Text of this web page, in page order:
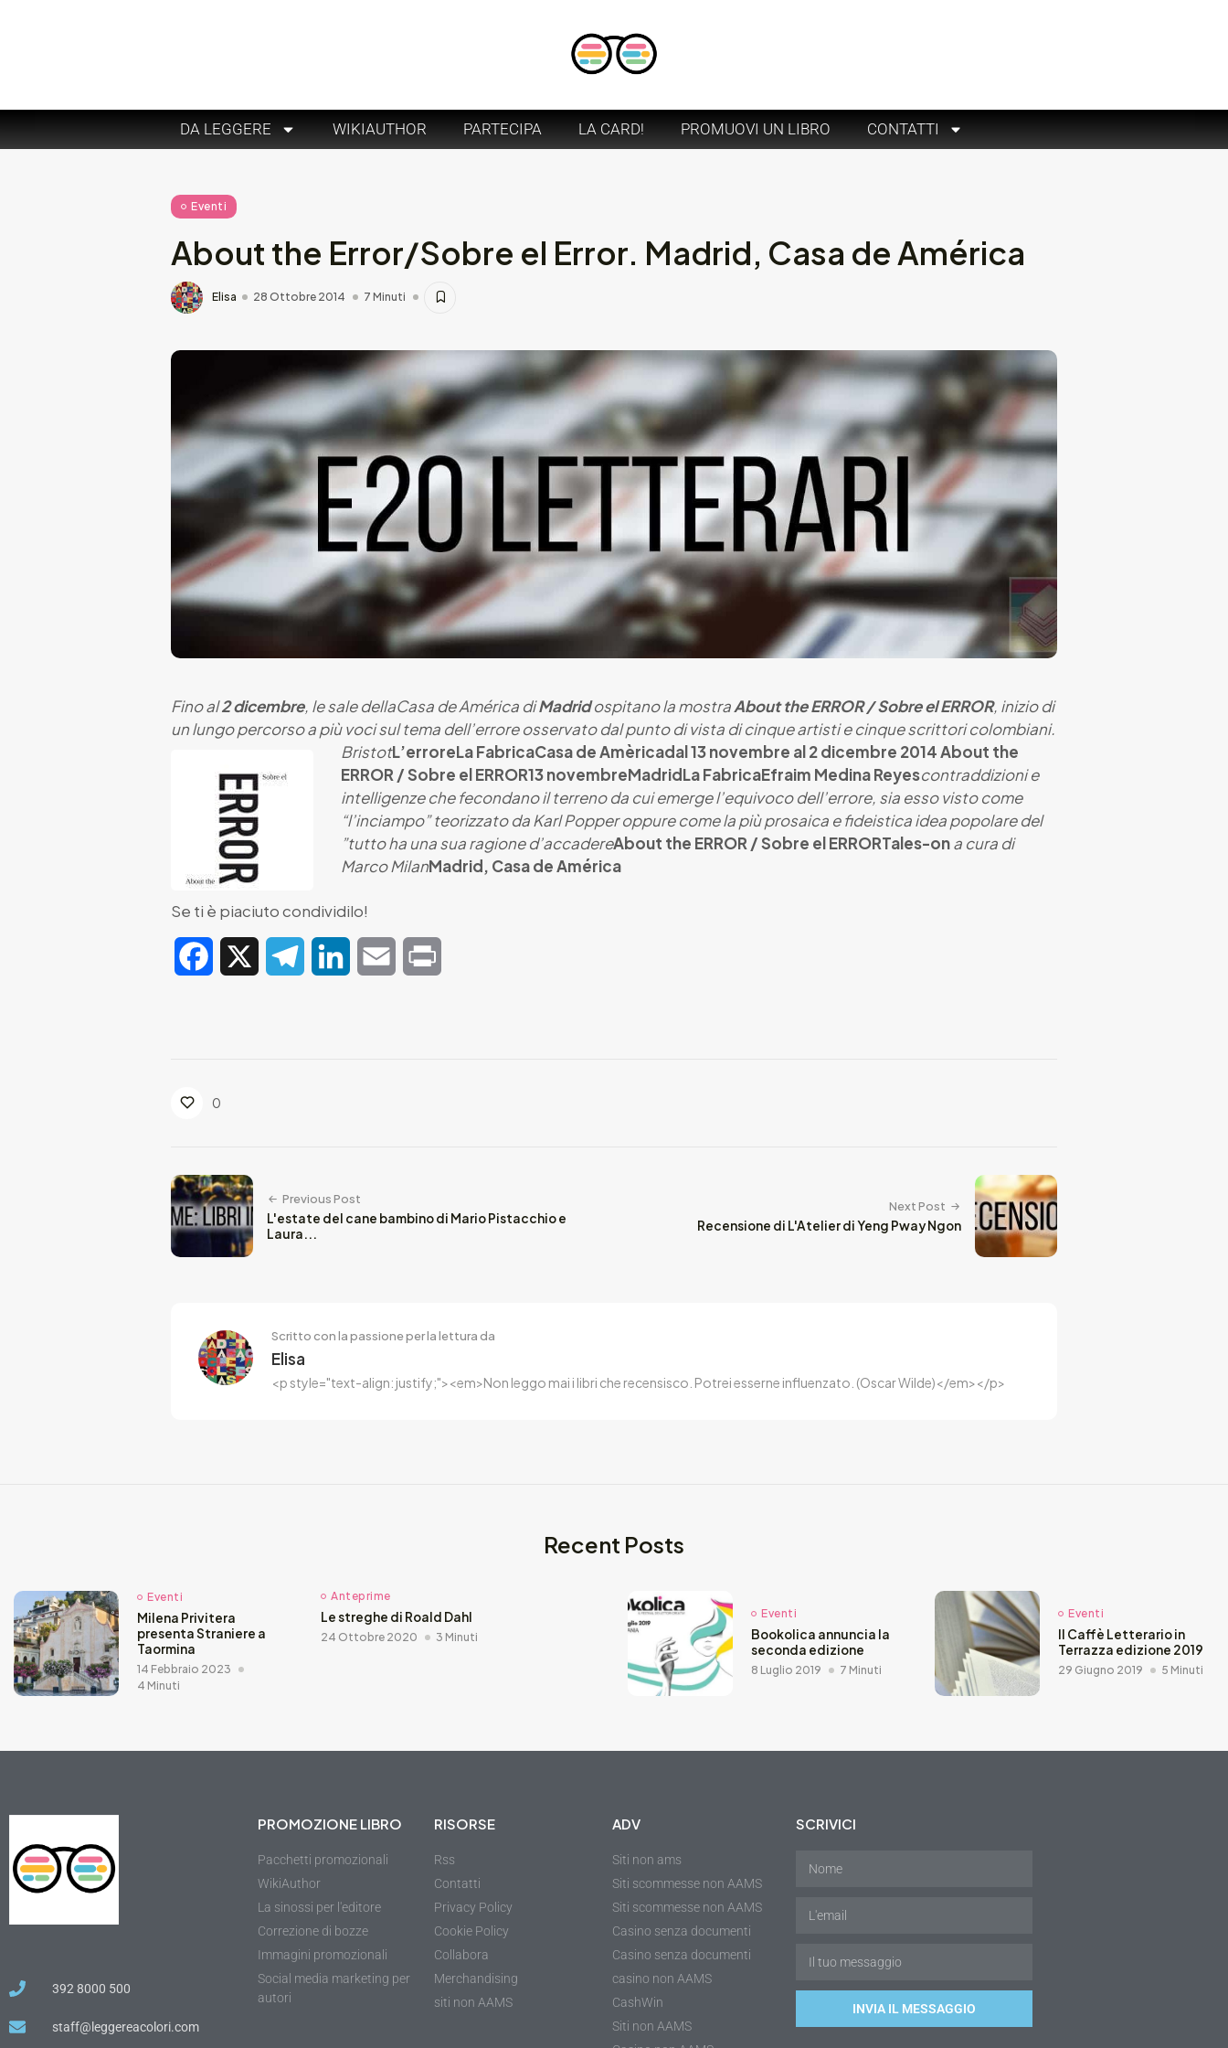
DA LEGGERE WIKIAUTHOR PARTECIPA LA CARD! PROMUOVI UN LIBRO CONTATTI
Eventi
About the Error/Sobre el Error. Madrid, Casa de América
Elisa 28 Ottobre 2014 7 Minuti
Fino al2 dicembre, le sale dellaCasa de América diMadridospitano la mostraAbout the ERROR / Sobre el ERROR, inizio di
un lungo percorso a più voci sul tema dell’errore osservato dal punto di vista di cinque artisti e cinque scrittori colombiani.
BristotL’erroreLa FabricaCasa de Amèricadal 13 novembre al 2 dicembre 2014About the
ERROR / Sobre el ERROR13 novembreMadridLa FabricaEfraim Medina Reyescontraddizioni e
intelligenze che fecondano il terreno da cui emerge l’equivoco dell’errore, sia esso visto come
“l’inciampo” teorizzato da Karl Popper oppure come la più prosaica e fideistica idea popolare del
”tutto ha una sua ragione d’accadereAbout the ERROR / Sobre el ERRORTales-ona cura di
Marco MilanMadrid, Casa de América
Se ti è piaciuto condividilo!
Facebook TelegramLinkedIn Email
0
Previous Post
L'estate del cane bambino di Mario Pistacchio e
Laura...
Next Post
Recensione di L'Atelier di Yeng Pway Ngon
Scritto con la passione per la lettura da
Elisa
<p style="text-align: justify;"><em>Non leggo mai i libri che recensisco. Potrei esserne influenzato. (Oscar Wilde)</em></p>
Recent Posts
Eventi
Milena Privitera
presenta Straniere a
Taormina
14 Febbraio 2023
4 Minuti
Anteprime
Le streghe di Roald Dahl
24 Ottobre 2020 3 Minuti
Eventi
Bookolica annuncia la
seconda edizione
8 Luglio 2019 7 Minuti
Eventi
Il Caffè Letterario in
Terrazza edizione 2019
29 Giugno 2019 5 Minuti
392 8000 500
staff@leggereacolori.com
PROMOZIONE LIBRO
Pacchetti promozionali
WikiAuthor
La sinossi per l'editore
Correzione di bozze
Immagini promozionali
Social media marketing per
autori
RISORSE
Rss
Contatti
Privacy Policy
Cookie Policy
Collabora
Merchandising
siti non AAMS
ADV
Siti non ams
Siti scommesse non AAMS
Siti scommesse non AAMS
Casino senza documenti
Casino senza documenti
casino non AAMS
CashWin
Siti non AAMS
SCRIVICI
INVIA IL MESSAGGIO